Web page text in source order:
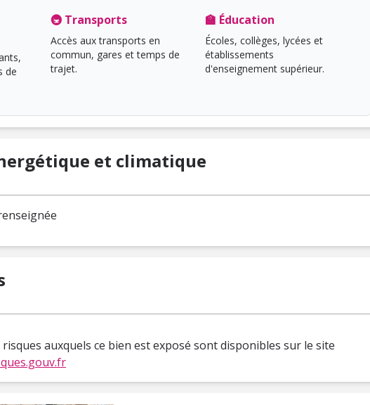
de
🚇 Transports
Accès aux transports en
commun, gares et temps de
trajet.
🏫 Éducation
Écoles, collèges, lycées et
établissements
d'enseignement supérieur.
et climatique
auxquels ce bien est exposé sont disponibles sur le site